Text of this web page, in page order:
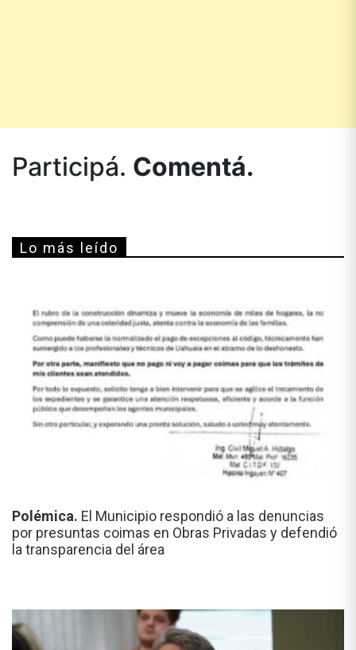
Participá. Comentá.
Lo más leído
Polémica. El Municipio respondió a las denuncias
por presuntas coimas en Obras Privadas y defendió
la transparencia del área